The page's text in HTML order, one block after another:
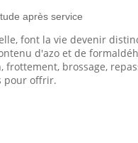
après service
font la vie devenir
d'azo et de
brossage,
pour offrir.